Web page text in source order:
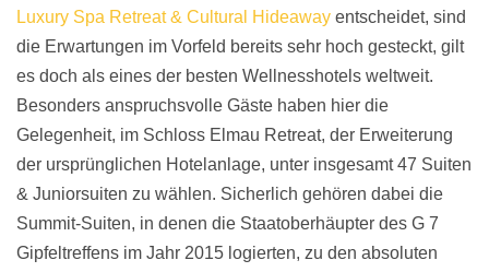
Luxury Spa Retreat & Cultural Hideaway entscheidet, sind
die Erwartungen im Vorfeld bereits sehr hoch gesteckt, gilt
es doch als eines der besten Wellnesshotels weltweit.
Besonders anspruchsvolle Gäste haben hier die
Gelegenheit, im Schloss Elmau Retreat, der Erweiterung
der ursprünglichen Hotelanlage, unter insgesamt 47 Suiten
& Juniorsuiten zu wählen. Sicherlich gehören dabei die
Summit-Suiten, in denen die Staatoberhäupter des G 7
Gipfeltreffens im Jahr 2015 logierten, zu den absoluten